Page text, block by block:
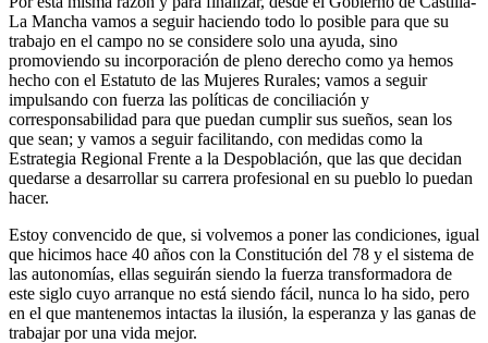
La Mancha vamos a seguir haciendo todo lo posible para que su
trabajo en el campo no se considere solo una ayuda, sino
promoviendo su incorporación de pleno derecho como ya hemos
hecho con el Estatuto de las Mujeres Rurales; vamos a seguir
impulsando con fuerza las políticas de conciliación y
corresponsabilidad para que puedan cumplir sus sueños, sean los
que sean; y vamos a seguir facilitando, con medidas como la
Estrategia Regional Frente a la Despoblación, que las que decidan
quedarse a desarrollar su carrera profesional en su pueblo lo puedan
hacer.
Estoy convencido de que, si volvemos a poner las condiciones, igual
que hicimos hace 40 años con la Constitución del 78 y el sistema de
las autonomías, ellas seguirán siendo la fuerza transformadora de
este siglo cuyo arranque no está siendo fácil, nunca lo ha sido, pero
en el que mantenemos intactas la ilusión, la esperanza y las ganas de
trabajar por una vida mejor.